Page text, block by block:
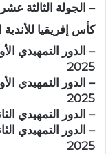
– الجولة الثالثة عشرة: يومي 13
كأس إفريقيا
2025
2025
– الدور التمهيدي الثاني “ذهاب”:
2025